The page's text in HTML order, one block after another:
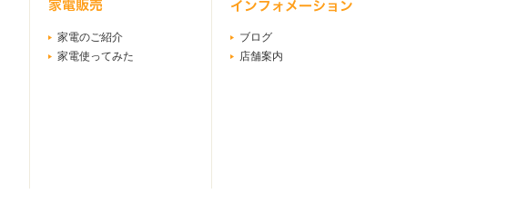
家電のご紹介
家電使ってみた
ブログ
店舗案内